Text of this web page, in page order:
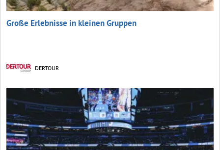
Große Erlebnisse in kleinen Gruppen
DERTOUR